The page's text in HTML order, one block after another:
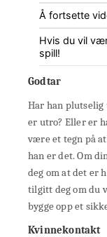
Å fortsette
Hvis du vil
spill!
Godtar
Har han
er utro? Eller er
være et tegn på
han er det. Om
deg om at det er
tilgitt deg om du
bygge opp et
Kvinnekontakt